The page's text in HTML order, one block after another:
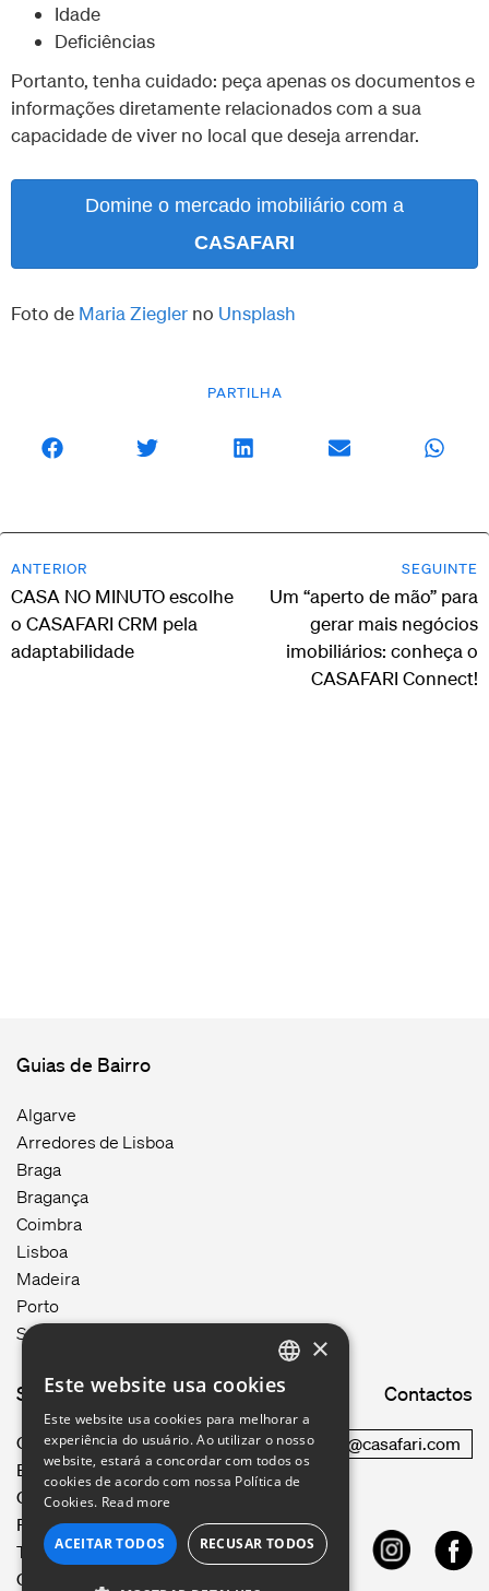
PARTILHA
Idade
Deficiências
Portanto, tenha cuidado: peça apenas os documentos e
informações diretamente relacionados com a sua
capacidade de viver no local que deseja arrendar.
Domine o mercado imobiliário com a
CASAFARI
Foto de Maria Ziegler no Unsplash
ANTERIOR
CASA NO MINUTO escolhe
o CASAFARI CRM pela
adaptabilidade
SEGUINTE
Um “aperto de mão” para
gerar mais negócios
imobiliários: conheça o
CASAFARI Connect!
Guias de Bairro
Algarve
Arredores de Lisboa
Braga
Bragança
Coimbra
Lisboa
Madeira
Porto
Setúbal
Site map
Como funciona
Blog
Carreiras
Política de Privacidade
Termos de Uso
CRM
Contactos
commercial@casafari.com
ENGLISH
GERMAN
FRENCH
PORTUGUESE
ITALIAN
×
Este website usa cookies
Este website usa cookies para melhorar a
experiência do usuário. Ao utilizar o nosso
website, estará a concordar com todos os
cookies de acordo com nossa Política de
Cookies. Read more
ACEITAR TODOS RECUSAR TODOS